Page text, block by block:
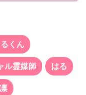
くん
ル霊媒師 はる